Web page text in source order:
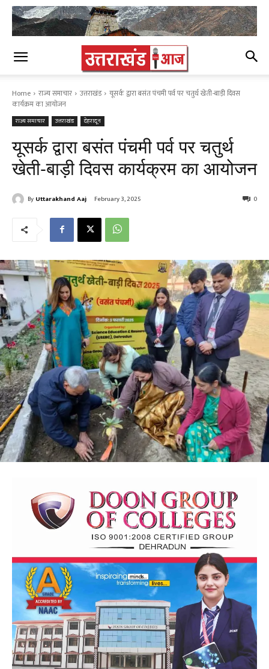
Home राज्य समाचार उत्तराखंड
यूसर्क द्वारा बसंत पंचमी पर्व पर चतुर्थ खेती-बाड़ी दिवस
कार्यक्रम का आयोजन
राज्य समाचार उत्तराखंड देहरादून
यूसर्क द्वारा बसंत पंचमी पर्व पर चतुर्थ
खेती-बाड़ी दिवस कार्यक्रम का आयोजन
By Uttarakhand Aaj February 3, 2025 0